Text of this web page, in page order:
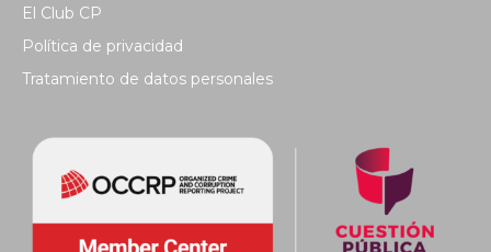
El Club CP
Política de privacidad
Tratamiento de datos personales